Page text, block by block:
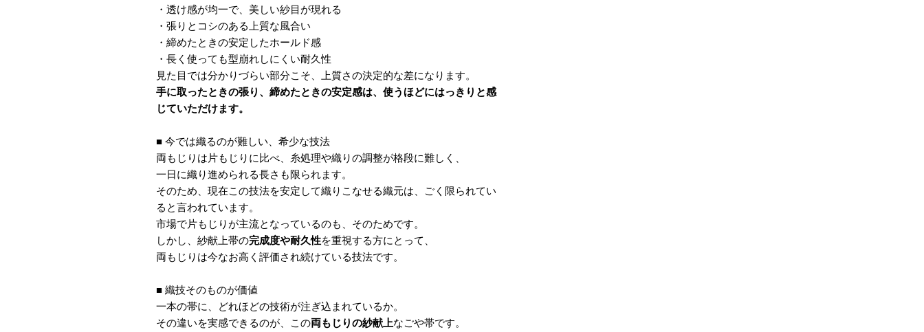
・透け感が均一で、美しい紗目が現れる
・張りとコシのある上質な風合い
・締めたときの安定したホールド感
・長く使っても型崩れしにくい耐久性
見た目では分かりづらい部分こそ、上質さの決定的な差になります。
手に取ったときの張り、締めたときの安定感は、使うほどにはっきりと感
じていただけます。
■ 今では織るのが難しい、希少な技法
両もじりは片もじりに比べ、糸処理や織りの調整が格段に難しく、
一日に織り進められる長さも限られます。
そのため、現在この技法を安定して織りこなせる織元は、ごく限られてい
ると言われています。
市場で片もじりが主流となっているのも、そのためです。
しかし、紗献上帯の完成度や耐久性を重視する方にとって、
両もじりは今なお高く評価され続けている技法です。
■ 織技そのものが価値
一本の帯に、どれほどの技術が注ぎ込まれているか。
その違いを実感できるのが、この両もじりの紗献上なごや帯です。